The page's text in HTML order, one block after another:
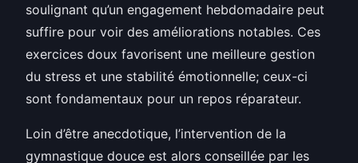
soulignant qu’un engagement hebdomadaire peut
suffire pour voir des améliorations notables. Ces
exercices doux favorisent une meilleure gestion
du stress et une stabilité émotionnelle; ceux-ci
sont fondamentaux pour un repos réparateur.
Loin d’être anecdotique, l’intervention de la
gymnastique douce est alors conseillée par les